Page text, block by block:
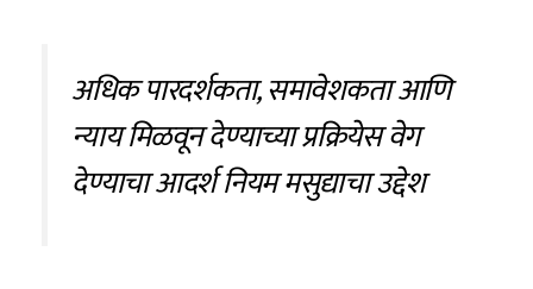
अधिक पारदर्शकता, समावेशकता आणि
न्याय मिळवून देण्याच्या प्रक्रियेस वेग
देण्याचा आदर्श नियम मसुद्याचा उद्देश